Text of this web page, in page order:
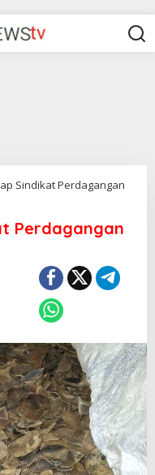
Sindikat Perdagangan
Perdagangan